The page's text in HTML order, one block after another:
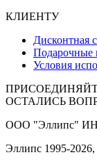
КЛИЕНТУ
Дисконтная
Подарочные
Условия
ОСТАЛИСЬ
ООО "Эллипс"
Эллипс 1995-